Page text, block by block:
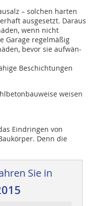
– solchen harten
ausgesetzt. Da­raus
wenn nicht
Garage regelmäßig
bevor sie aufwän­
Beschichtungen
weisen
Eindringen von
Denn die
Sie in